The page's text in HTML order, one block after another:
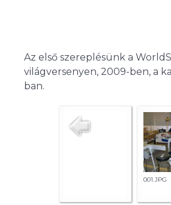
Az első szereplésünk a
világversenyen, 2009-ben, a
ban.
001.JPG